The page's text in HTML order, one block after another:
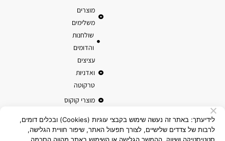
מוצרים
משלימים
שולחנות
והדומים
עציצים
ואדניות
טרקוטה
מוצרי קוקוס
לידיעתך: באתר זה נעשה שימוש בקבצי עוגיות (Cookies) ובכלים דומים,
לרבות של צדדים שלישיים, לצורך תפעול האתר, שיפור חוויית הגלישה,